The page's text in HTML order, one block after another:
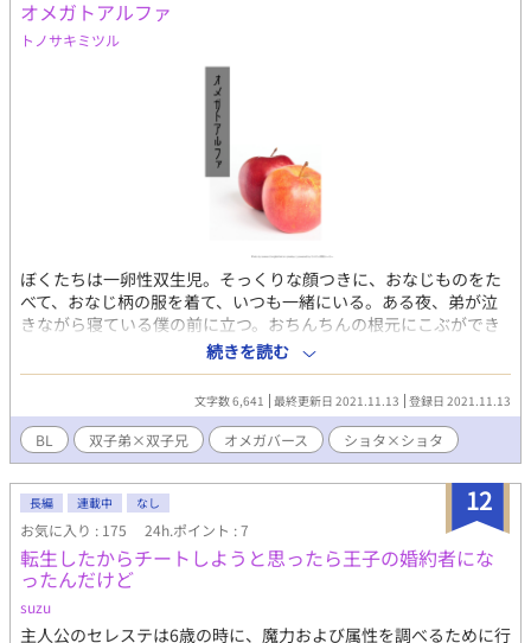
♡（ハート）喘ぎ満載です。 ※ 素敵な表紙は、pixiv小説用フリ
ー素材にて、『やまなし』様からお借りしました。ありがとうご
オメガトアルファ
トノサキミツル
ぼくたちは一卵性双生児。そっくりな顔つきに、おなじものをた
べて、おなじ柄の服を着て、いつも一緒にいる。ある夜、弟が泣
きながら寝ている僕の前に立つ。おちんちんの根元にこぶができ
たと泣いていた。ぶつけたのかなっと思って触っているうちに、
弟のさきっちょから白い液体が飛び出した。なんだろう、これ
は……。その日から、僕たちは未熟な性器をいじってあそぶよう
になった。 それはごっこあそびの延長で、弟はやんちゃで好奇心
旺盛なせいか、ぼくのおしりにおちんちんをいれて、うなじをか
ぶりと噛んでしまう。大人たちはなにもしらない。僕たち双子が
つがいになってしまったことなんて……。 ※少年同士なので地雷
の方は注意をお願いいたします。 ※ショタ執着攻めα×ショタぼ
んやり健気受けΩ
続きを読む
文字数 6,641 最終更新日 2021.11.13 登録日 2021.11.13
BL 双子弟×双子兄 オメガバース ショタ×ショタ
12
長編 連載中 なし
お気に入り : 175 24h.ポイント : 7
転生したからチートしようと思ったら王子の婚約者にな
ったんだけど
suzu
主人公のセレステは6歳の時に、魔力および属性を調べるために行